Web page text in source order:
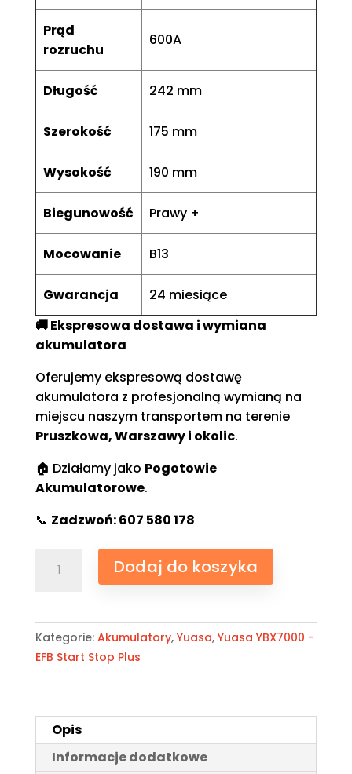
Prąd
rozruchu
600A
Długość 242 mm
Szerokość 175 mm
Wysokość 190 mm
Biegunowość Prawy +
Mocowanie B13
Gwarancja
24 miesiące
🚚 Ekspresowa dostawa i wymiana
akumulatora
Oferujemy ekspresową dostawę
akumulatora z profesjonalną wymianą na
miejscu naszym transportem na terenie
Pruszkowa, Warszawy i okolic.
🏠 Działamy jako Pogotowie
Akumulatorowe.
📞 Zadzwoń: 607 580 178
Akumulator
EFB
Start-
65Ah
600A
Prawy
Dodaj do koszyka
Kategorie: Akumulatory, Yuasa, Yuasa YBX7000 -
EFB Start Stop Plus
Opis
Informacje dodatkowe